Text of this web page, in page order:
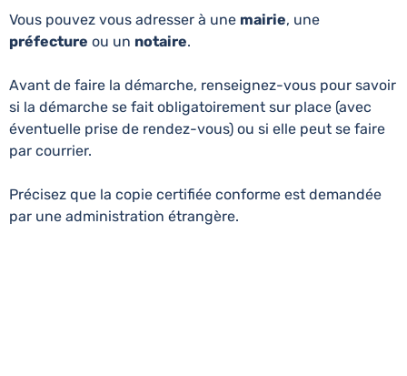
Vous pouvez vous adresser à une mairie, une
préfecture ou un notaire.
Avant de faire la démarche, renseignez-vous pour savoir
si la démarche se fait obligatoirement sur place (avec
éventuelle prise de rendez-vous) ou si elle peut se faire
par courrier.
Précisez que la copie certifiée conforme est demandée
par une administration étrangère.